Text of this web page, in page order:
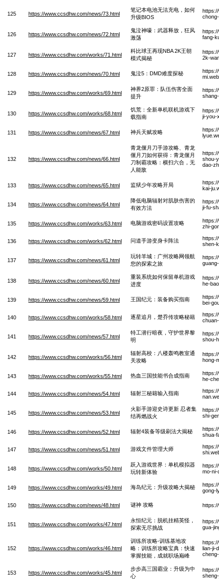
125 https://www.ccsdhw.com/news/73.html
笔记本电池无法充电，如何
升级BIOS
126 https://www.ccsdhw.com/news/72.html
鬼泣神嚎：武器释放，狂风
激荡
fang-
127 https://www.ccsdhw.com/works/71.html
科比球王再现NBA 2K王朝
模式揭秘
2k-
128 https://www.ccsdhw.com/news/70.html 鬼泣5：DMD难度探秘
129 https://www.ccsdhw.com/works/69.html
神界2原罪：队伍伤害全面
提升
130 https://www.ccsdhw.com/works/68.html
饥荒：全新单机联机游戏下
载指南
ji-you-
131 https://www.ccsdhw.com/news/67.html 神兵天赋攻略
132 https://www.ccsdhw.com/news/66.html
青龙偃月刀手游攻略、青龙
偃月刀如何获得：青龙偃月
刀制霸攻略：横扫六合，无
人能敌
shou-
dao-
133 https://www.ccsdhw.com/news/65.html 监狱少年攻略开局
kai-
134 https://www.ccsdhw.com/news/64.html
降低电脑辐射对肌肤伤害的
有效方法
ji-fu-
135 https://www.ccsdhw.com/works/63.html 电脑游戏密码设置攻略
zhi-
136 https://www.ccsdhw.com/works/62.html 问道手游变身卡阵法
shen-
137 https://www.ccsdhw.com/news/61.html
玩转羊城：广州攻略网领航
您的探索之旅
138 https://www.ccsdhw.com/news/60.html
重装系统如何保留单机游戏
进度
he-
139 https://www.ccsdhw.com/news/59.html 王国纪元：装备购买指南
bei-
140 https://www.ccsdhw.com/works/58.html 逐星追月，楚乔传攻略秘籍
141 https://www.ccsdhw.com/news/57.html
特工潜行暗夜，守护世界黎
明
shou-
142 https://www.ccsdhw.com/works/56.html
辐射高校：八楼轰鸣教室通
关攻略
hong-
143 https://www.ccsdhw.com/works/55.html 热血三国技能书合成指南
he-
144 https://www.ccsdhw.com/news/54.html 辐射三秘籍输入指南
145 https://www.ccsdhw.com/news/53.html
火影手游迎史诗更新 忍者集
结再燃战火
shi-
146 https://www.ccsdhw.com/news/52.html 辐射4装备等级刷法大揭秘
shua-
147 https://www.ccsdhw.com/news/51.html 游戏文件管理大师
148 https://www.ccsdhw.com/works/50.html
跃入游戏世界：单机模拟器
玩转新体验
mo-ni-
149 https://www.ccsdhw.com/works/49.html 海岛纪元：升级攻略大揭秘
gong-
150 https://www.ccsdhw.com/news/48.html 谜神 攻略
151 https://www.ccsdhw.com/works/47.html
永恒纪元：脱机挂精英怪，
探索无尽挑战
gua-
152 https://www.ccsdhw.com/works/46.html
训练所攻略-训练基地攻
略：训练所攻略宝典：快速
掌握技能，成就职场巅峰
lian-ji-
153 https://www.ccsdhw.com/works/45.html
步步高三国霸业：升级为中
心